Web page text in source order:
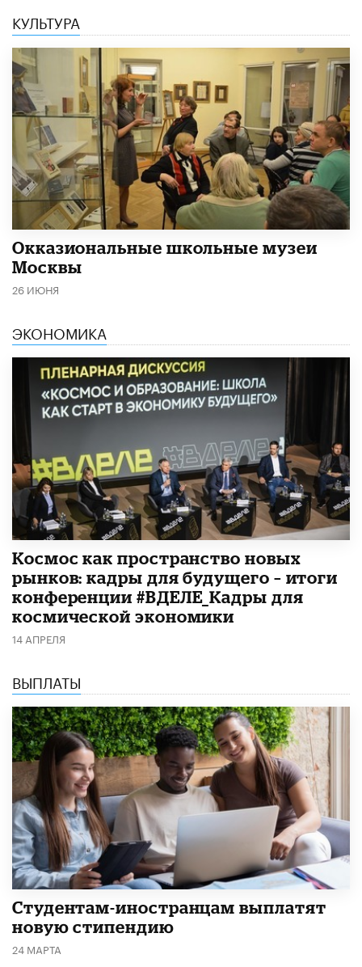
КУЛЬТУРА
​Окказиональные школьные музеи
Москвы
26 ИЮНЯ
ЭКОНОМИКА
Космос как пространство новых
рынков: кадры для будущего – итоги
конференции #ВДЕЛЕ_Кадры для
космической экономики
14 АПРЕЛЯ
ВЫПЛАТЫ
Студентам-иностранцам выплатят
новую стипендию
24 МАРТА